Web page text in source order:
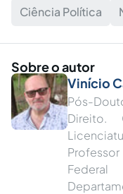
Ciência Política
Sobre o autor
Vinício
Pós-
Direito.